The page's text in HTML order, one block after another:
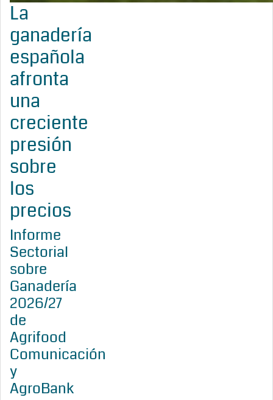
La
ganadería
española
afronta
una
creciente
presión
sobre
los
precios
Informe
Sectorial
sobre
Ganadería
2026/27
de
Agrifood
Comunicación
y
AgroBank